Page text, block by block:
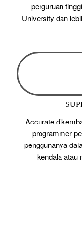
perguruan
University dan
Accurate
programmer
penggunanya
kendala atau